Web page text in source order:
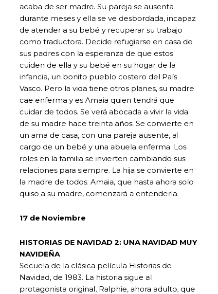
acaba de ser madre. Su pareja se ausenta
durante meses y ella se ve desbordada, incapaz
de atender a su bebé y recuperar su trabajo
como traductora. Decide refugiarse en casa de
sus padres con la esperanza de que estos
cuiden de ella y su bebé en su hogar de la
infancia, un bonito pueblo costero del País
Vasco. Pero la vida tiene otros planes, su madre
cae enferma y es Amaia quien tendrá que
cuidar de todos. Se verá abocada a vivir la vida
de su madre hace treinta años. Se convierte en
un ama de casa, con una pareja ausente, al
cargo de un bebé y una abuela enferma. Los
roles en la familia se invierten cambiando sus
relaciones para siempre. La hija se convierte en
la madre de todos. Amaia, que hasta ahora solo
quiso a su madre, comenzará a entenderla.
17 de Noviembre
HISTORIAS DE NAVIDAD 2: UNA NAVIDAD MUY
NAVIDEÑA
Secuela de la clásica película Historias de
Navidad, de 1983. La historia sigue al
protagonista original, Ralphie, ahora adulto, que